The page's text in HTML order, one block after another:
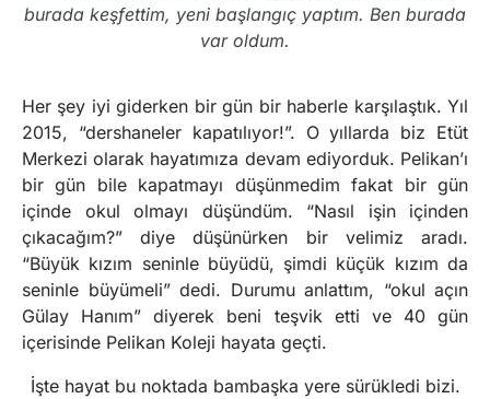
burada keşfettim, yeni başlangıç yaptım. Ben burada
var oldum.
Her şey iyi giderken bir gün bir haberle karşılaştık. Yıl
2015, “dershaneler kapatılıyor!”. O yıllarda biz Etüt
Merkezi olarak hayatımıza devam ediyorduk. Pelikan’ı
bir gün bile kapatmayı düşünmedim fakat bir gün
içinde okul olmayı düşündüm. “Nasıl işin içinden
çıkacağım?” diye düşünürken bir velimiz aradı.
“Büyük kızım seninle büyüdü, şimdi küçük kızım da
seninle büyümeli” dedi. Durumu anlattım, “okul açın
Gülay Hanım” diyerek beni teşvik etti ve 40 gün
içerisinde Pelikan Koleji hayata geçti.
İşte hayat bu noktada bambaşka yere sürükledi bizi.